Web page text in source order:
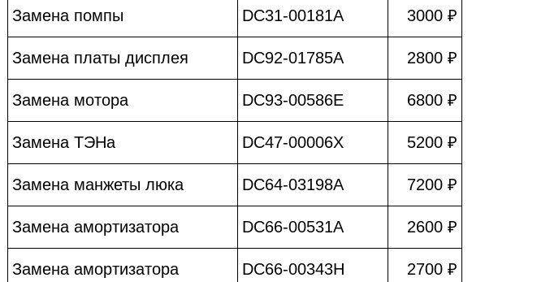
Замена помпы DC31-00181A 3000 ₽
Замена платы дисплея DC92-01785A 2800 ₽
Замена мотора DC93-00586E 6800 ₽
Замена ТЭНа DC47-00006X 5200 ₽
Замена манжеты люка DC64-03198A 7200 ₽
Замена амортизатора DC66-00531A 2600 ₽
Замена амортизатора DC66-00343H 2700 ₽